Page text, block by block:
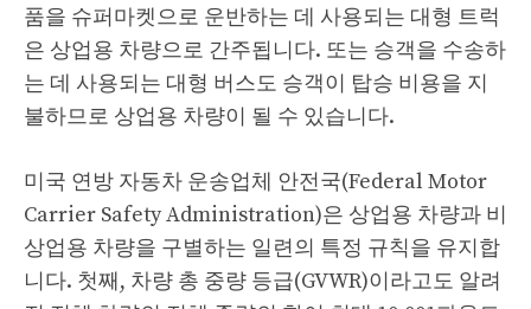
품을 슈퍼마켓으로 운반하는 데 사용되는 대형 트럭
은 상업용 차량으로 간주됩니다. 또는 승객을 수송하
는 데 사용되는 대형 버스도 승객이 탑승 비용을 지
불하므로 상업용 차량이 될 수 있습니다.
미국 연방 자동차 운송업체 안전국(Federal Motor
Carrier Safety Administration)은 상업용 차량과 비
상업용 차량을 구별하는 일련의 특정 규칙을 유지합
니다. 첫째, 차량 총 중량 등급(GVWR)이라고도 알려